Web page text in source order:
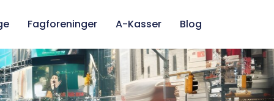
Fagforeninger A-Kasser Blog